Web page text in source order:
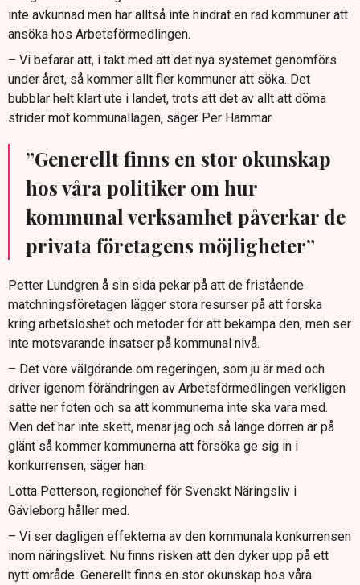
inte avkunnad men har alltså inte hindrat en rad kommuner att
ansöka hos Arbetsförmedlingen.
– Vi befarar att, i takt med att det nya systemet genomförs
under året, så kommer allt fler kommuner att söka. Det
bubblar helt klart ute i landet, trots att det av allt att döma
strider mot kommunallagen, säger Per Hammar.
”Generellt finns en stor okunskap
hos våra politiker om hur
kommunal verksamhet påverkar de
privata företagens möjligheter”
Petter Lundgren å sin sida pekar på att de fristående
matchningsföretagen lägger stora resurser på att forska
kring arbetslöshet och metoder för att bekämpa den, men ser
inte motsvarande insatser på kommunal nivå.
– Det vore välgörande om regeringen, som ju är med och
driver igenom förändringen av Arbetsförmedlingen verkligen
satte ner foten och sa att kommunerna inte ska vara med.
Men det har inte skett, menar jag och så länge dörren är på
glänt så kommer kommunerna att försöka ge sig in i
konkurrensen, säger han.
Lotta Petterson, regionchef för Svenskt Näringsliv i
Gävleborg håller med.
– Vi ser dagligen effekterna av den kommunala konkurrensen
inom näringslivet. Nu finns risken att den dyker upp på ett
nytt område. Generellt finns en stor okunskap hos våra